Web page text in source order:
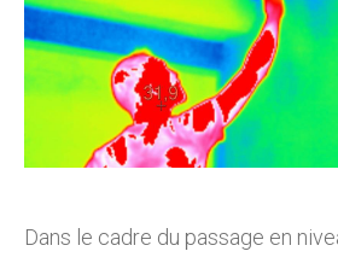
Dans le cadre du passage en